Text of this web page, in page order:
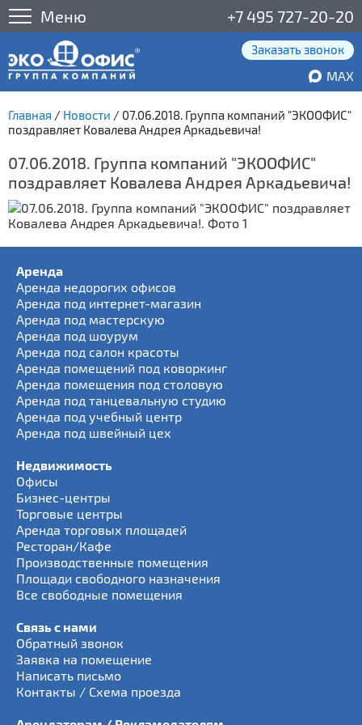
Меню +7 495 727-20-20
Заказать звонок
MAX
Главная / Новости / 07.06.2018. Группа компаний "ЭКООФИС"
поздравляет Ковалева Андрея Аркадьевича!
07.06.2018. Группа компаний "ЭКООФИС"
поздравляет Ковалева Андрея Аркадьевича!
Аренда
Аренда недорогих офисов
Аренда под интернет-магазин
Аренда под мастерскую
Аренда под шоурум
Аренда под салон красоты
Аренда помещений под коворкинг
Аренда помещения под столовую
Аренда под танцевальную студию
Аренда под учебный центр
Аренда под швейный цех
Недвижимость
Офисы
Бизнес-центры
Торговые центры
Аренда торговых площадей
Ресторан/Кафе
Производственные помещения
Площади свободного назначения
Все свободные помещения
Связь с нами
Обратный звонок
Заявка на помещение
Написать письмо
Контакты / Схема проезда